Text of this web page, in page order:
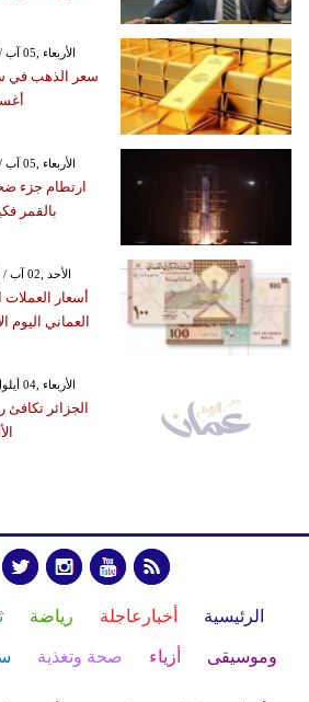
GMT 06:35 2026 الأربعاء ,05 آب / أغسطس
GMT 11:42 2026 الأربعاء ,05 آب / أغسطس
ارتطام جزء
بالقمر
GMT 10:34 2026 الأحد ,02 آب / أغسطس
أسعار العملات
العماني اليوم الأحد 02
GMT 21:24 2019 الأربعاء ,04 أيلول / سبتمبر
الجزائر تكافئ
الرئيسية أخبارعاجلة رياضة
وموسيقى أزياء صحة وتغذية